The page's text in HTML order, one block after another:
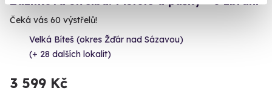
Čeká vás 60 výstřelů!
Velká Bíteš (okres Žďár nad Sázavou)
(+ 28 dalších lokalit)
3 599 Kč